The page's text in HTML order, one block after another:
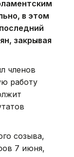
в этом
закрывая
членов
работу
созыва,
7 июня,